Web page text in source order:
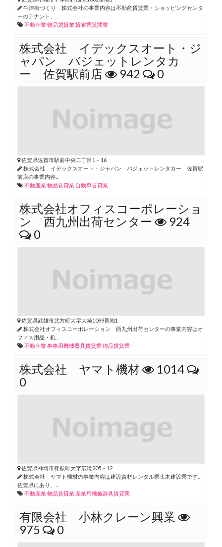
牛津街づくり 株式会社の事業内容は不動産賃貸業・ショッピングセンタ
ーのテナント、...
不動産業物品賃貸業貸家業貸間業
株式会社 イデックスオート・ジ
ャパン バジェットレンタカ
ー 佐賀駅前店
942 0
佐賀県佐賀市駅前中央二丁目1－16
株式会社 イデックスオート・ジャパン バジェットレンタカー 佐賀駅
前店の事業内容...
不動産業物品賃貸業 自動車賃貸業
株式会社オフィスコーポレーショ
ン 西九州出荷センター
924
0
佐賀県武雄市北方町大字大崎1099番地1
株式会社オフィスコーポレーション 西九州出荷センターの事業内容はオ
フィス用品・机...
不動産業事務用機械器具賃貸業物品賃貸業
株式会社 ヤマト機材
1014
0
佐賀県神埼市脊振町大字広滝205－12
株式会社 ヤマト機材の事業内容は建設資材レンタル業土木建設業です。
佐賀県にあり、...
不動産業物品賃貸業 産業用機械器具賃貸業
有限会社 小林クレーン興業
975
0